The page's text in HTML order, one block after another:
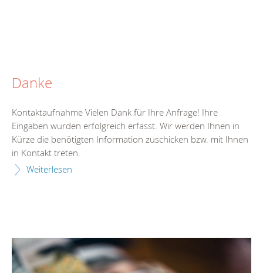
Danke
Kontaktaufnahme Vielen Dank für Ihre Anfrage! Ihre
Eingaben wurden erfolgreich erfasst. Wir werden Ihnen in
Kürze die benötigten Information zuschicken bzw. mit Ihnen
in Kontakt treten.
Weiterlesen